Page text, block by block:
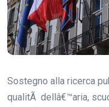
Sostegno alla ricerca
qualitÃ dellâ€™aria,